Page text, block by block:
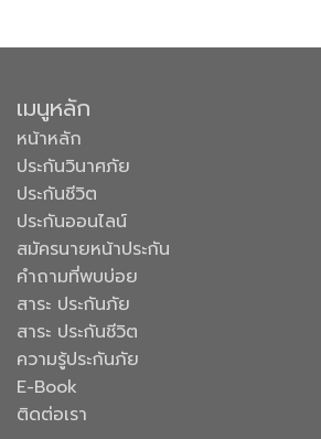
เมนูหลัก
หน้าหลัก
ประกันวินาศภัย
ประกันชีวิต
ประกันออนไลน์
สมัครนายหน้าประกัน
คำถามที่พบบ่อย
สาระ ประกันภัย
สาระ ประกันชีวิต
ความรู้ประกันภัย
E-Book
ติดต่อเรา